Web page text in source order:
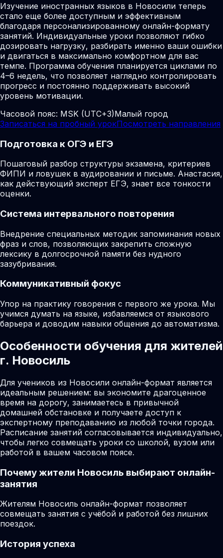
Изучение иностранных языков в Новосили теперь
стало еще более доступным и эффективным
благодаря персонализированному онлайн-формату
занятий. Индивидуальные уроки позволяют гибко
дозировать нагрузку, разбирать именно ваши ошибки
и двигаться в максимально комфортном для вас
темпе. Программа обучения планируется циклами по
4–6 недель, что позволяет наглядно контролировать
прогресс и постоянно поддерживать высокий
уровень мотивации.
Часовой пояс: MSK (UTC+3)Малый город
Записаться на пробный урокПосмотреть направления
Подготовка к ОГЭ и ЕГЭ
Пошаговый разбор структуры экзамена, критериев
ФИПИ и ловушек в аудировании и письме. Анастасия,
как действующий эксперт ЕГЭ, знает все тонкости
оценки.
Система интервального повторения
Внедрение специальных методик запоминания новых
фраз и слов, позволяющих закрепить сложную
лексику в долгосрочной памяти без нудного
зазубривания.
Коммуникативный фокус
Упор на практику говорения с первого же урока. Мы
учимся думать на языке, избавляемся от языкового
барьера и доводим навыки общения до автоматизма.
Особенности обучения для жителей
г. Новосиль
Для учеников из Новосили онлайн-формат является
идеальным решением: вы экономите драгоценное
время на дорогу, занимаетесь в привычной
домашней обстановке и получаете доступ к
экспертному преподаванию из любой точки города.
Расписание занятий согласовывается индивидуально,
чтобы легко совмещать уроки со школой, вузом или
работой в вашем часовом поясе.
Почему жители Новосиль выбирают онлайн-
занятия
Жителям Новосиль онлайн-формат позволяет
совмещать занятия с учёбой и работой без лишних
поездок.
История успеха